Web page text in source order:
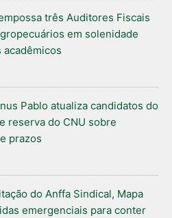
três Auditores Fiscais
em solenidade
acadêmicos
Pablo atualiza candidatos do
reserva do CNU sobre
prazos
do Anffa Sindical, Mapa
emergenciais para conter